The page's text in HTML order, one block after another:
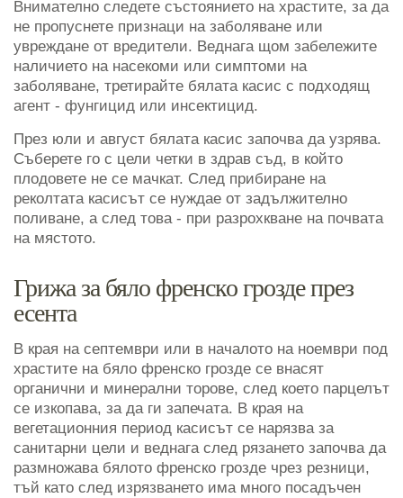
Внимателно следете състоянието на храстите, за да
не пропуснете признаци на заболяване или
увреждане от вредители. Веднага щом забележите
наличието на насекоми или симптоми на
заболяване, третирайте бялата касис с подходящ
агент - фунгицид или инсектицид.
През юли и август бялата касис започва да узрява.
Съберете го с цели четки в здрав съд, в който
плодовете не се мачкат. След прибиране на
реколтата касисът се нуждае от задължително
поливане, а след това - при разрохкване на почвата
на мястото.
Грижа за бяло френско грозде през
есента
В края на септември или в началото на ноември под
храстите на бяло френско грозде се внасят
органични и минерални торове, след което парцелът
се изкопава, за да ги запечата. В края на
вегетационния период касисът се нарязва за
санитарни цели и веднага след рязането започва да
размножава бялото френско грозде чрез резници,
тъй като след изрязването има много посадъчен